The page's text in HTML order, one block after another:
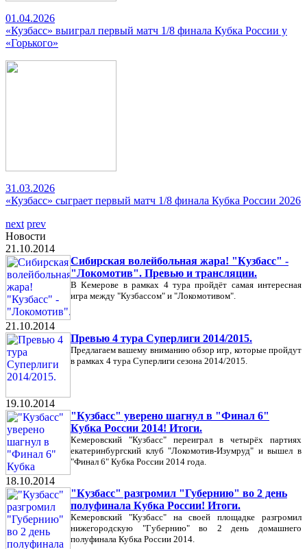
01.04.2026
«Кузбасс» выиграл первый матч 1/8 финала Кубка России у
«Горького»
31.03.2026
«Кузбасс» сыграет первый матч 1/8 финала Кубка России 2026
next prev
Новости
21.10.2014
Сибирская волейбольная жара! "Кузбасс" -
"Локомотив". Превью и трансляции.
В Кемерове в рамках 4 тура пройдёт самая интересная
игра между "Кузбассом" и "Локомотивом".
21.10.2014
Превью 4 тура Суперлиги 2014/2015.
Предлагаем вашему вниманию обзор игр, которые пройдут
в рамках 4 тура Суперлиги сезона 2014/2015.
19.10.2014
"Кузбасс" уверено шагнул в "Финал 6"
Кубка России 2014! Итоги.
Кемеровский "Кузбасс" переиграл в четырёх партиях
екатеринбургский клуб "Локомотив-Изумруд" и вышел в
"Финал 6" Кубка России 2014 года.
18.10.2014
"Кузбасс" разгромил "Губернию" во 2 день
полуфинала Кубка России! Итоги.
Кемеровский "Кузбасс" на своей площадке разгромил
нижегородскую "Губернию" во 2 день домашнего
полуфинала Кубка России 2014.